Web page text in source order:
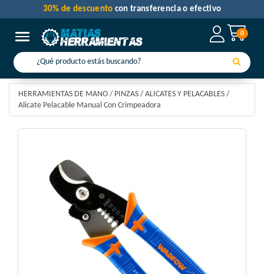
0
Toggle navigation
30% de descuento con transferencia o efectivo
HERRAMIENTAS DE MANO / PINZAS / ALICATES Y PELACABLES /
Alicate Pelacable Manual Con Crimpeadora